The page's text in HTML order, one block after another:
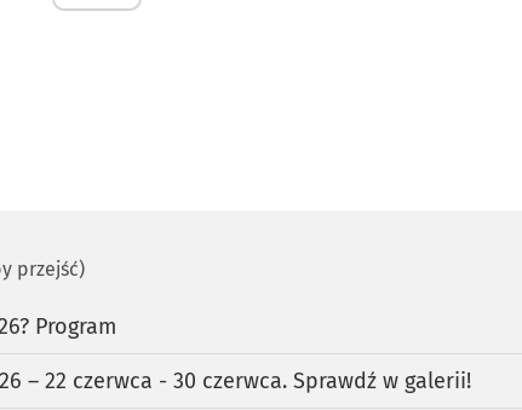
przejść)
Program
– 22 czerwca - 30 czerwca. Sprawdź w galerii!